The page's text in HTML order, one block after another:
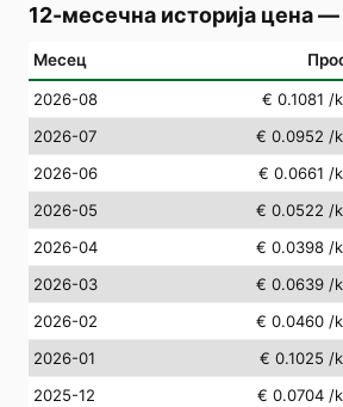
12-месечна историја цена—
Месец
2026-08 € 0.1081 /
2026-07
€ 0.0952 /
2026-06
€ 0.0661 /
2026-05
€ 0.0522 /
2026-04
€ 0.0398 /
2026-03
€ 0.0639 /
2026-02
€ 0.0460 /
2026-01
€ 0.1025 /
2025-12
€ 0.0704 /